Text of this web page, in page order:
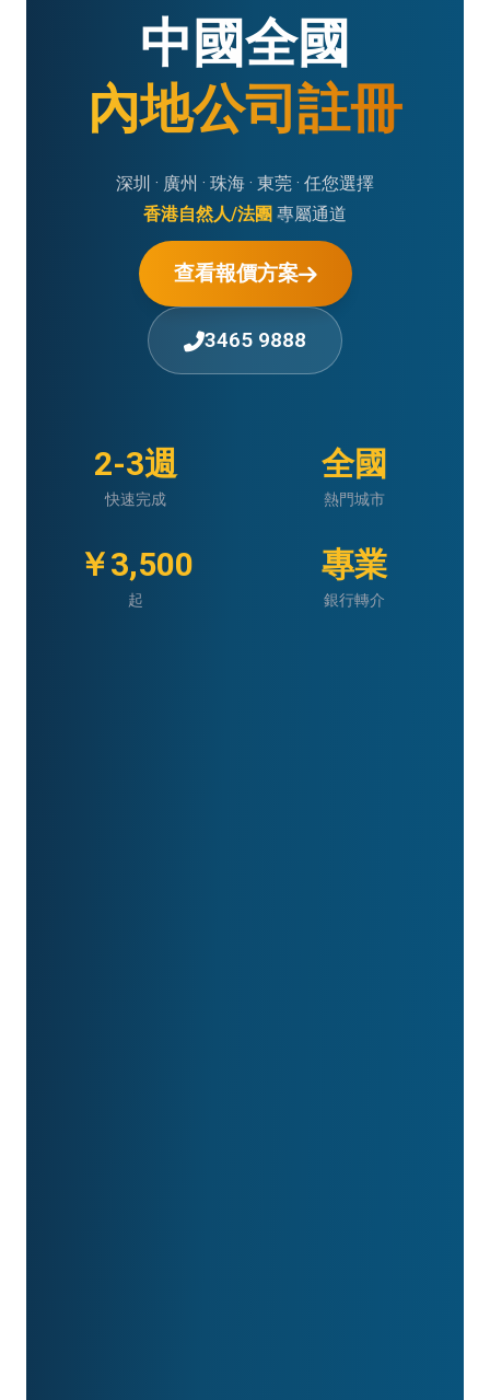
中國全國
內地公司註冊
深圳 · 廣州 · 珠海 · 東莞 · 任您選擇
香港自然人/法團 專屬通道
查看報價方案
3465 9888
2-3週
快速完成
全國
熱門城市
￥3,500
起
專業
銀行轉介